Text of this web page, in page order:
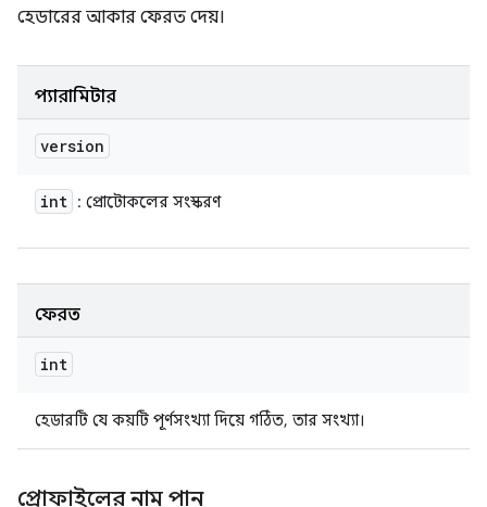
হেডারের আকার ফেরত দেয়।
প্যারামিটার
version
int : প্রোটোকলের সংস্করণ
ফেরত
int
হেডারটি যে কয়টি পূর্ণসংখ্যা দিয়ে গঠিত, তার সংখ্যা।
প্রোফাইলের নাম পান